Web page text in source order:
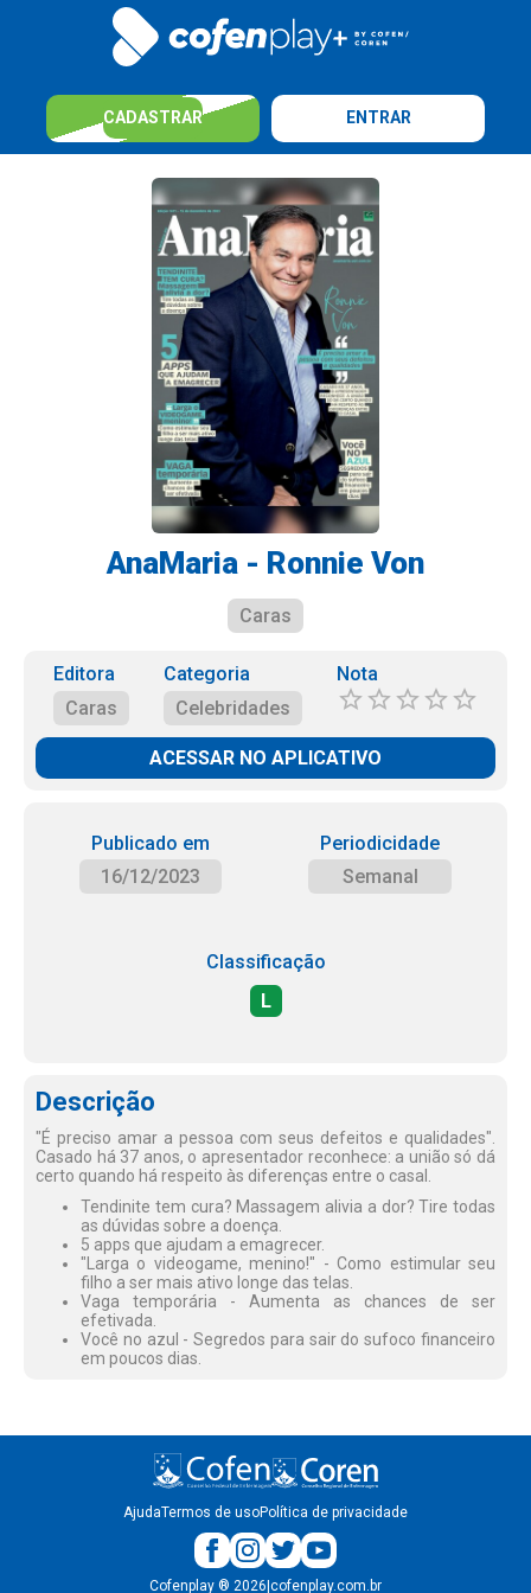
CADASTRAR ENTRAR
AnaMaria - Ronnie Von
Caras
Editora
Caras
Categoria
Celebridades
Nota
ACESSAR NO APLICATIVO
Publicado em
16/12/2023
Periodicidade
Semanal
Classificação
L
Descrição
"É preciso amar a pessoa com seus defeitos e qualidades".
Casado há 37 anos, o apresentador reconhece: a união só dá
certo quando há respeito às diferenças entre o casal.
Tendinite tem cura? Massagem alivia a dor? Tire todas
as dúvidas sobre a doença.
5 apps que ajudam a emagrecer.
"Larga o videogame, menino!" - Como estimular seu
filho a ser mais ativo longe das telas.
Vaga temporária - Aumenta as chances de ser
efetivada.
Você no azul - Segredos para sair do sufoco financeiro
em poucos dias.
AjudaTermos de usoPolítica de privacidade
Cofenplay ® 2026 cofenplay.com.br